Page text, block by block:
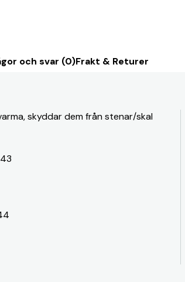
och svar (0)Frakt & Returer
skyddar dem från stenar/skal